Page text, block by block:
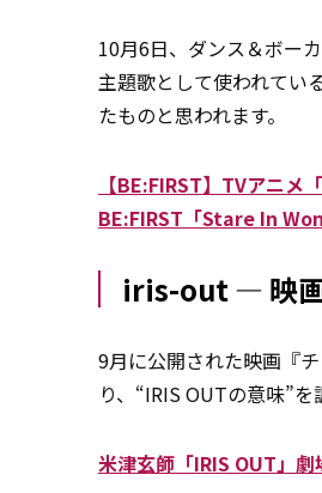
10月6日、ダンス＆ボー
主題歌として使われてい
たものと思われます。
【BE:FIRST】TVアニ
BE:FIRST「Stare In
iris-out ― 映画
9月に公開された映画『
り、“IRIS OUTの意味”を
米津玄師「IRIS OUT」